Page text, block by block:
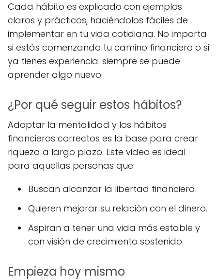
Cada hábito es explicado con ejemplos
claros y prácticos, haciéndolos fáciles de
implementar en tu vida cotidiana. No importa
si estás comenzando tu camino financiero o si
ya tienes experiencia: siempre se puede
aprender algo nuevo.
¿Por qué seguir estos hábitos?
Adoptar la mentalidad y los hábitos
financieros correctos es la base para crear
riqueza a largo plazo. Este video es ideal
para aquellas personas que:
Buscan alcanzar la libertad financiera.
Quieren mejorar su relación con el dinero.
Aspiran a tener una vida más estable y
con visión de crecimiento sostenido.
Empieza hoy mismo